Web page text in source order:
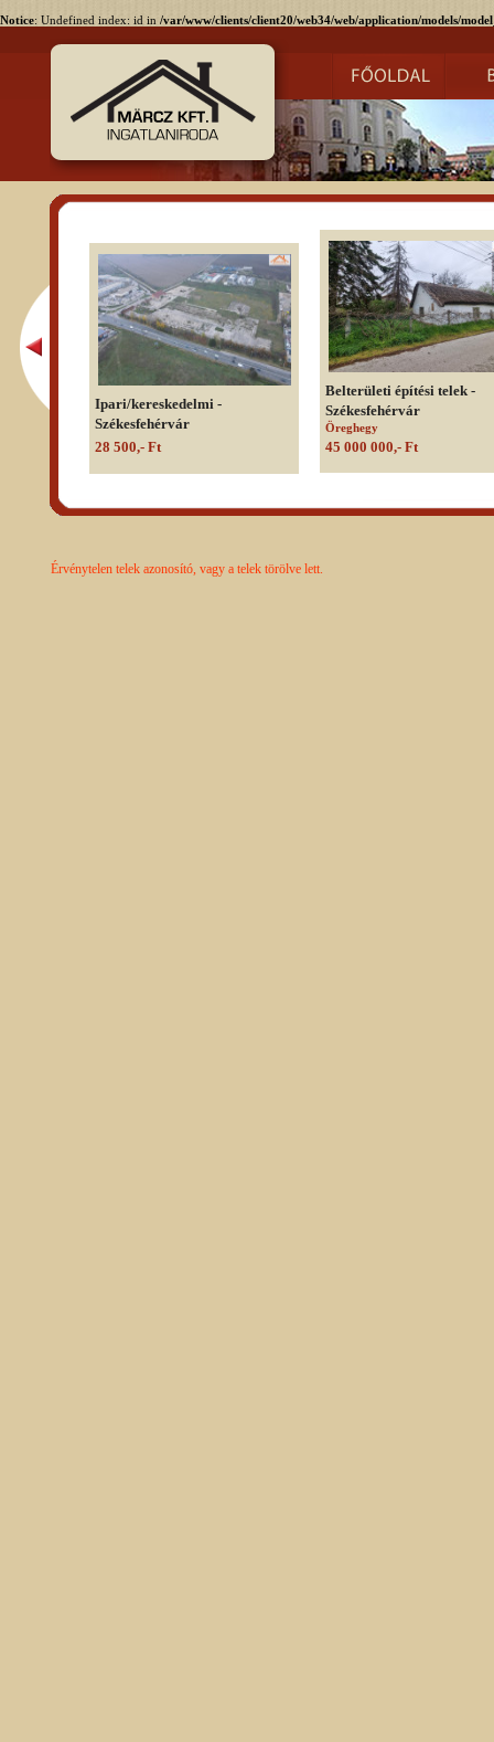
Notice: Undefined index: id in /var/www/clients/client20/web34/web/application/models/
Ipari/kereskedelmi -
Székesfehérvár
28 500,- Ft
Belterületi építési telek -
Székesfehérvár
Öreghegy
45 000 000,- Ft
Érvénytelen telek azonosító, vagy a telek törölve lett.